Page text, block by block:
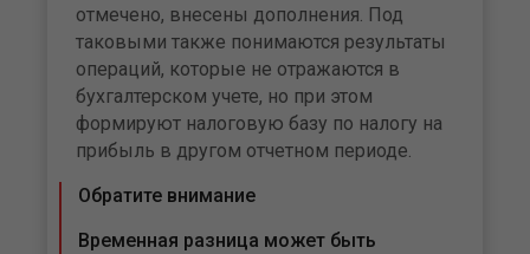
отмечено, внесены дополнения. Под
таковыми также понимаются результаты
операций, которые не отражаются в
бухгалтерском учете, но при этом
формируют налоговую базу по налогу на
прибыль в другом отчетном периоде.
Обратите внимание
Временная разница может быть